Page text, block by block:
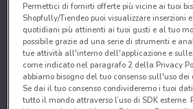
Permettici di fornirti offerte più vicine ai tuoi
Shopfully/Tiendeo puoi visualizzare inserzioni
quotidiani più attinenti ai tuoi gusti e al tuo
possibile grazie ad una serie di strumenti e
tue attività all'interno dell'applicazione e
come indicato nel paragrafo 2 della Privacy
abbiamo bisogno del tuo consenso sull'uso
Se dai il tuo consenso condivideremo i tuoi
tutto il mondo attraverso l’uso di SDK esterne.